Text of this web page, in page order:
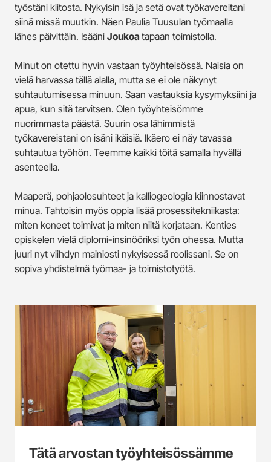
työstäni kiitosta. Nykyisin isä ja setä ovat työkavereitani
siinä missä muutkin. Näen Paulia Tuusulan työmaalla
lähes päivittäin. Isääni Joukoa tapaan toimistolla.
Minut on otettu hyvin vastaan työyhteisössä. Naisia on
vielä harvassa tällä alalla, mutta se ei ole näkynyt
suhtautumisessa minuun. Saan vastauksia kysymyksiini ja
apua, kun sitä tarvitsen. Olen työyhteisömme
nuorimmasta päästä. Suurin osa lähimmistä
työkavereistani on isäni ikäisiä. Ikäero ei näy tavassa
suhtautua työhön. Teemme kaikki töitä samalla hyvällä
asenteella.
Maaperä, pohjaolosuhteet ja kalliogeologia kiinnostavat
minua. Tahtoisin myös oppia lisää prosessitekniikasta:
miten koneet toimivat ja miten niitä korjataan. Kenties
opiskelen vielä diplomi-insinööriksi työn ohessa. Mutta
juuri nyt viihdyn mainiosti nykyisessä roolissani. Se on
sopiva yhdistelmä työmaa- ja toimistotyötä.
Tätä arvostan työyhteisössämme